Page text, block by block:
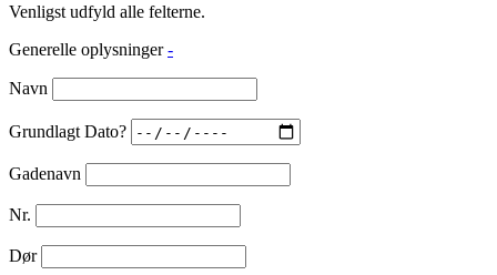
Venligst udfyld alle felterne.
Generelle oplysninger -
Navn
Grundlagt Dato?
Gadenavn
Nr.
Dør